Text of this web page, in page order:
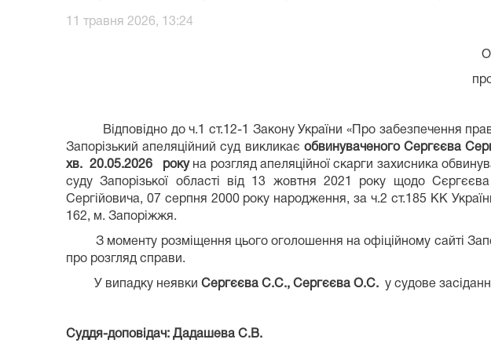
11 травня 2026, 13:24
Відповідно до ч.1 ст.12-1 Закону України «Про забезпечення прав
Запорізький апеляційний суд викликає обвинуваченого Сергєєва
хв.
20.05.2026року на розгляд апеляційної скарги захисника
суду Запорізької області від 13 жовтня 2021 року щодо
Сергійовича, 07 серпня 2000 року народження, за ч.2 ст.185 КК
162, м. Запоріжжя.
З моменту розміщення цього оголошення на офіційному сайті
про розгляд справи.
У випадку неявки Сергєєва С.С., Сергєєва О.С. у судове
Суддя-доповідач: Дадашева С.В.